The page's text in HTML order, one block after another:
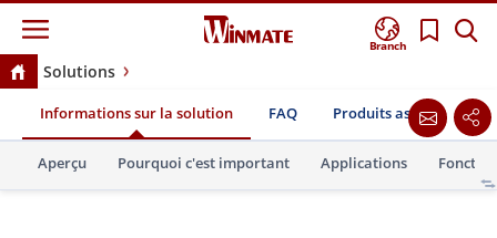
Branch
Solutions
Plateformes informatiques de mission pour la sécurité
publique destinées aux interventions d'urgence et aux
opérations de commandement
Informations sur la solution FAQ Produits associés
Aperçu Pourquoi c'est important Applications